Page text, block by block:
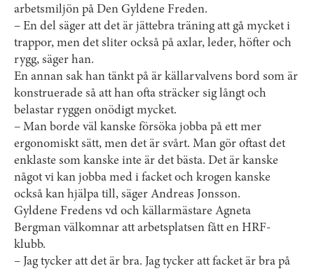
arbetsmiljön på Den Gyldene Freden.
– En del säger att det är jättebra träning att gå mycket i
trappor, men det sliter också på axlar, leder, höfter och
rygg, säger han.
En annan sak han tänkt på är källarvalvens bord som är
konstruerade så att han ofta sträcker sig långt och
belastar ryggen onödigt mycket.
– Man borde väl kanske försöka jobba på ett mer
ergonomiskt sätt, men det är svårt. Man gör oftast det
enklaste som kanske inte är det bästa. Det är kanske
något vi kan jobba med i facket och krogen kanske
också kan hjälpa till, säger Andreas Jonsson.
Gyldene Fredens vd och källarmästare Agneta
Bergman välkomnar att arbetsplatsen fått en HRF-
klubb.
– Jag tycker att det är bra. Jag tycker att facket är bra på